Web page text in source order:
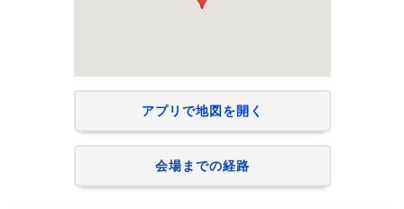
アプリで地図を開く
会場までの経路